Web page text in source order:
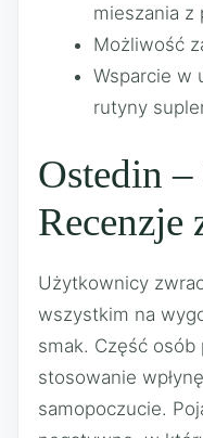
mieszania z
Możliwość
Wsparcie w
rutyny
Ostedin
Recenzje
Użytkownicy
wszystkim na
smak. Część
stosowanie
samopoczucie.